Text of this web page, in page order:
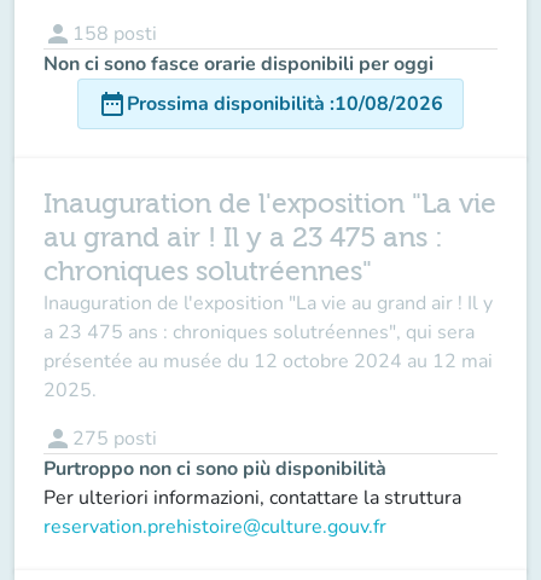
person 158 posti
Non ci sono fasce orarie disponibili per oggi
date_rangeProssima disponibilità :10/08/2026
Inauguration de l'exposition "La vie
au grand air ! Il y a 23 475 ans :
chroniques solutréennes"
Inauguration de l'exposition "La vie au grand air ! Il y
a 23 475 ans : chroniques solutréennes", qui sera
présentée au musée du 12 octobre 2024 au 12 mai
2025.
person 275 posti
Purtroppo non ci sono più disponibilità
Per ulteriori informazioni, contattare la struttura
reservation.prehistoire@culture.gouv.fr